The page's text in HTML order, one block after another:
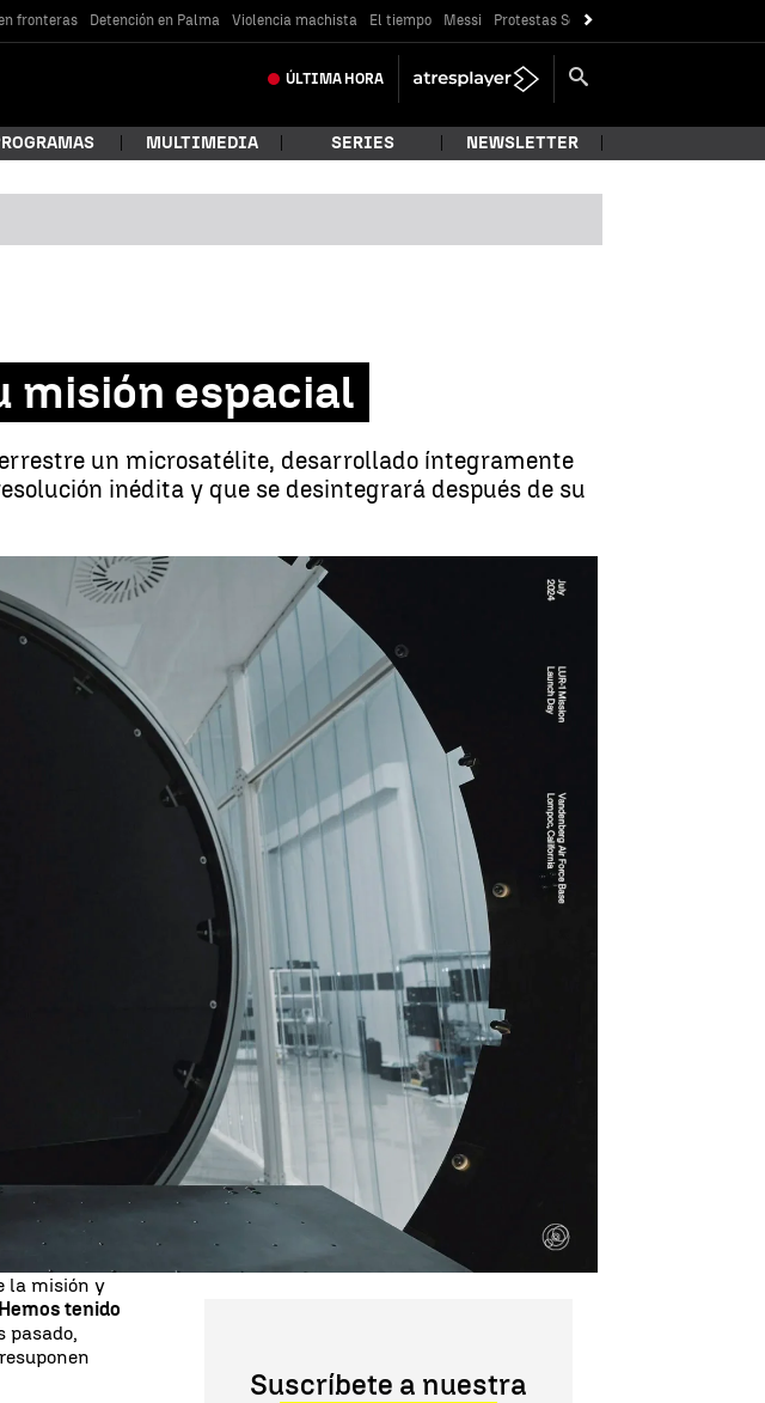
fronteras Detención en Palma Violencia machista El tiempo Messi Protestas Sóller
ÚLTIMA HORA
MULTIMEDIA SERIES NEWSLETTER
misión espacial
un microsatélite, desarrollado íntegramente
inédita y que se desintegrará después de su
Primer satélite vasco en el espacio | Antena 3 Noticias
nueve",
medianoche
vasco
la
11,
la misión y
tenido
pasado,
Suscríbete a nuestra